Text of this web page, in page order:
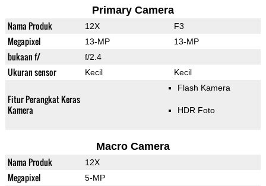
Primary Camera
Nama Produk 12X F3
Megapixel 13-MP 13-MP
bukaan f/ f/2.4
Ukuran sensor Kecil Kecil
Fitur Perangkat Keras
Kamera
Flash Kamera
HDR Foto
Macro Camera
Nama Produk 12X
Megapixel 5-MP